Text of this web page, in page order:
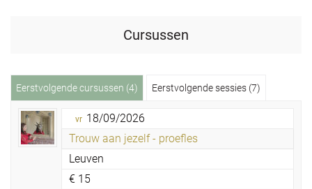
Cursussen
Eerstvolgende cursussen (4) Eerstvolgende sessies (7)
vr 18/09/2026
Trouw aan jezelf - proefles
Leuven
€ 15